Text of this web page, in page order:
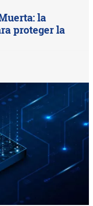
la
proteger la